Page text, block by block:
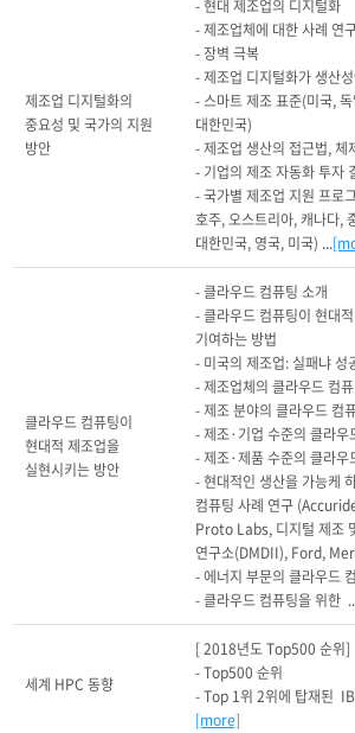
제조업 디지털화의
중요성 및 국가의 지원
방안
- 현대 제조업의 디지털화
- 제조업체에 대한 사례 연
- 장벽 극복
- 제조업 디지털화가 생산
- 스마트 제조 표준(미국,
대한민국)
- 제조업 생산의 접근법, 체
- 기업의 제조 자동화 투자
- 국가별 제조업 지원 프로
호주, 오스트리아, 캐나다,
대한민국, 영국, 미국) ...
클라우드 컴퓨팅이
현대적 제조업을
실현시키는 방안
- 클라우드 컴퓨팅 소개
- 클라우드 컴퓨팅이 현대
기여하는 방법
- 미국의 제조업: 실패냐 성
- 제조업체의 클라우드 컴
- 제조 분야의 클라우드 컴
- 제조·기업 수준의 클라우
- 제조·제품 수준의 클라우
- 현대적인 생산을 가능케
컴퓨팅 사례 연구
Proto Labs, 디지털 제조
연구소(DMDII), Ford,
- 에너지 부문의 클라우드
- 클라우드 컴퓨팅을 위한
세계 HPC 동향
[ 2018년도 Top500 순위]
- Top500 순위
- Top 1위 2위에 탑재된
[more]